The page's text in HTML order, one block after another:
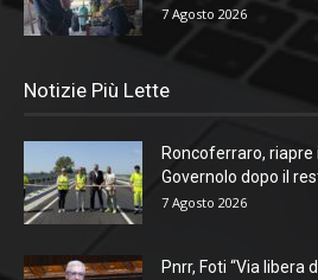
7 Agosto 2026
Notizie Più Lette
Roncoferraro,
Governolo dopo il
7 Agosto 2026
Pnrr, Foti “Via libera